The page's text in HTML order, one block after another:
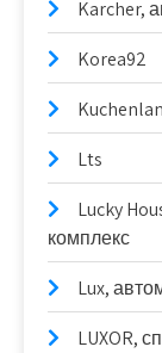
Karcher,
Korea92
Lts
Lucky
комплекс
Lux,
LUXOR,